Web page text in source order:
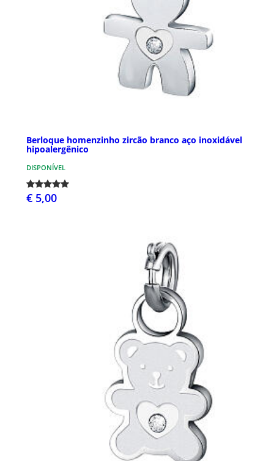
Berloque homenzinho zircão branco aço inoxidável
hipoalergênico
DISPONÍVEL
€ 5,00